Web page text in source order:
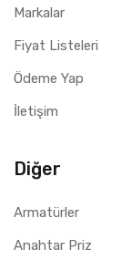
Markalar
Fiyat Listeleri
Ödeme Yap
İletişim
Diğer
Armatürler
Anahtar Priz